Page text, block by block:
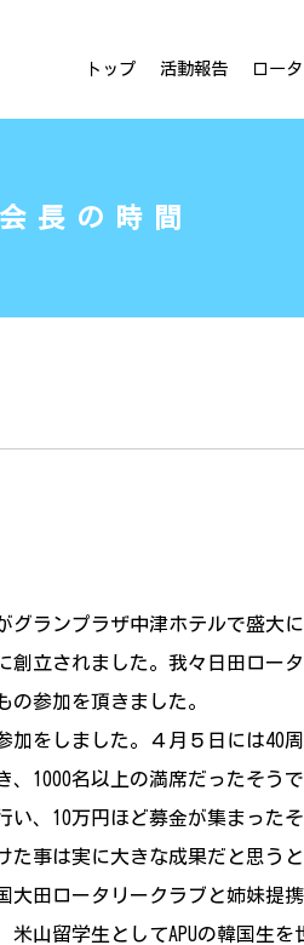
トップ 活動報告 ロー
会長の時間
グランプラザ中津ホテルで盛大
創立されました。我々日田ロー
の参加を頂きました。
をしました。４月５日には40
1000名以上の満席だったそう
、10万円ほど募金が集まった
た事は実に大きな成果だと思
田ロータリークラブと姉妹提
山留学生としてAPUの韓国生